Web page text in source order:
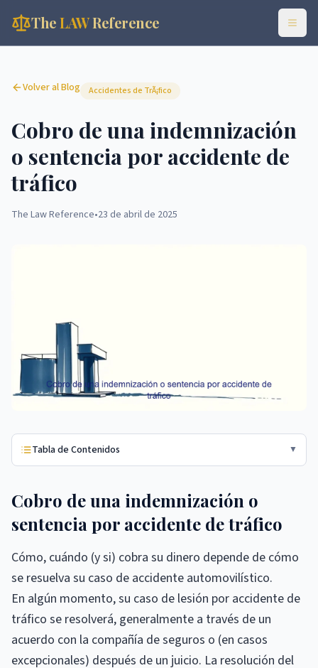
TheLAWReference
Volver al Blog Accidentes de TrÃ¡fico
Cobro de una indemnización
o sentencia por accidente de
tráfico
The Law Reference•23 de abril de 2025
Tabla de Contenidos ▼
Cobro de una indemnización o
sentencia por accidente de tráfico
Cómo, cuándo (y si) cobra su dinero depende de cómo
se resuelva su caso de accidente automovilístico.
En algún momento, su caso de lesión por accidente de
tráfico se resolverá, generalmente a través de un
acuerdo con la compañía de seguros o (en casos
excepcionales) después de un juicio. La resolución del